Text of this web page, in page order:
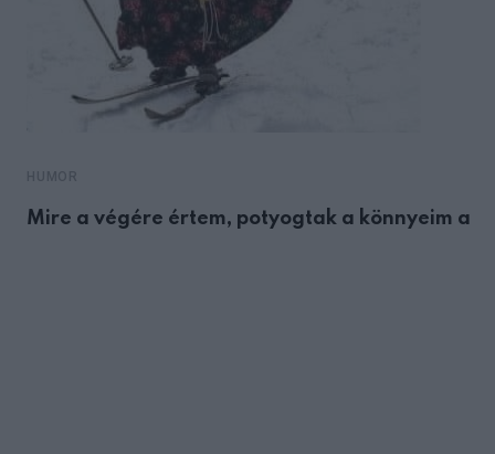
Mire a végére értem, potyogtak a könnyeim a